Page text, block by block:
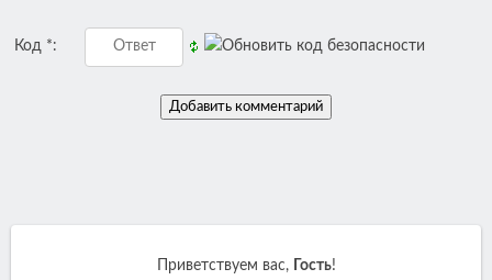
Код *:
Приветствуем вас, Гость!